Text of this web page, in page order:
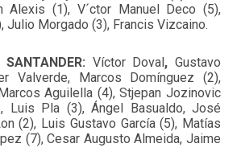
Alexis (1), V´ctor Manuel Deco (5),
Julio Morgado (3), Francis Vizcaino.
SANTANDER: Víctor Doval ,Gustavo
Valverde, Marcos Domínguez (2),
Aguilella (4), Stjepan Jozinovic
Luis Pla (3), Ángel Basualdo, José
(2), Luis Gustavo García (5), Matías
(7), Cesar Augusto Almeida, Jaime